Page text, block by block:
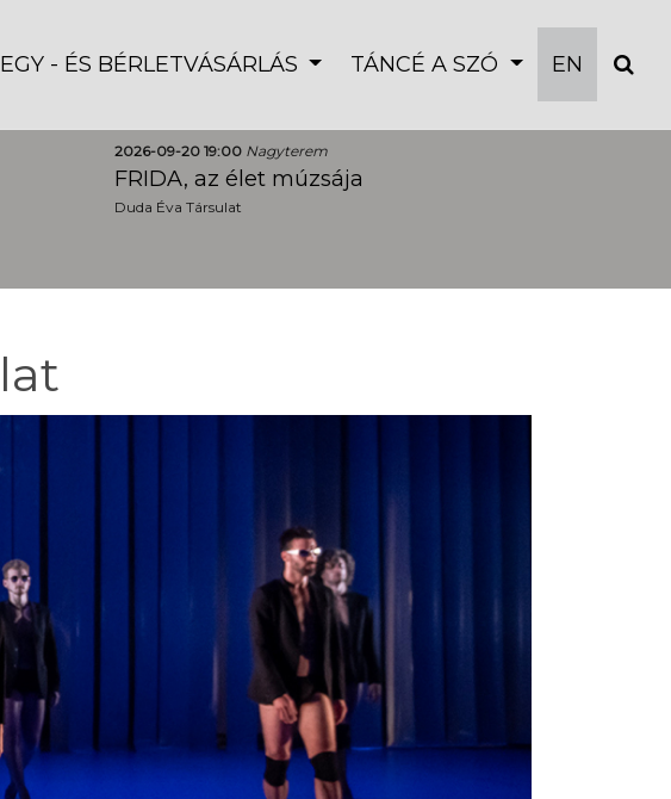
- ÉS BÉRLETVÁSÁRLÁS TÁNCÉ A SZÓ EN
2026-09-20 19:00 Nagyterem
FRIDA, az élet múzsája
Duda Éva Társulat